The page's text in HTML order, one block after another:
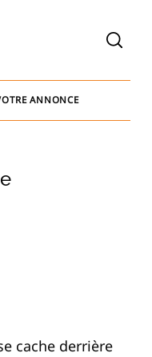
ANNONCE
cache derrière